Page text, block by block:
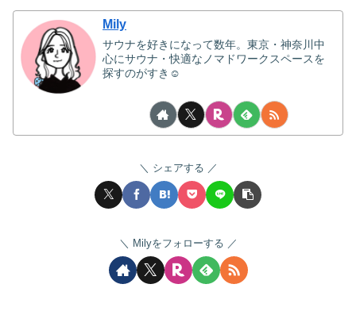
Mily
サウナを好きになって数年。東京・神奈川中
心にサウナ・快適なノマドワークスペースを
探すのがすき☺
シェアする
Milyをフォローする